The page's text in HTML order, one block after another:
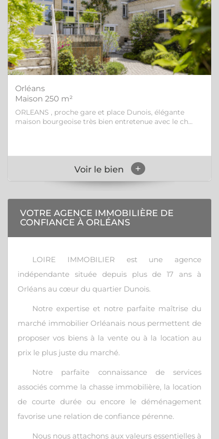
Orléans
Maison 250 m²
ORLEANS , proche gare et place Dunois, élégante
maison bourgeoise très bien entretenue avec le ch...
Voir le bien +
VOTRE AGENCE IMMOBILIÈRE DE
CONFIANCE À ORLÉANS
LOIRE IMMOBILIER est une agence
indépendante située depuis plus de 17 ans à
Orléans au cœur du quartier Dunois.
Notre expertise et notre parfaite maîtrise du
marché immobilier Orléanais nous permettent de
proposer vos biens à la vente ou à la location au
prix le plus juste du marché.
Notre parfaite connaissance de services
associés comme la chasse immobilière, la location
de courte durée ou encore le déménagement
favorise une relation de confiance pérenne.
Nous nous attachons aux valeurs essentielles à